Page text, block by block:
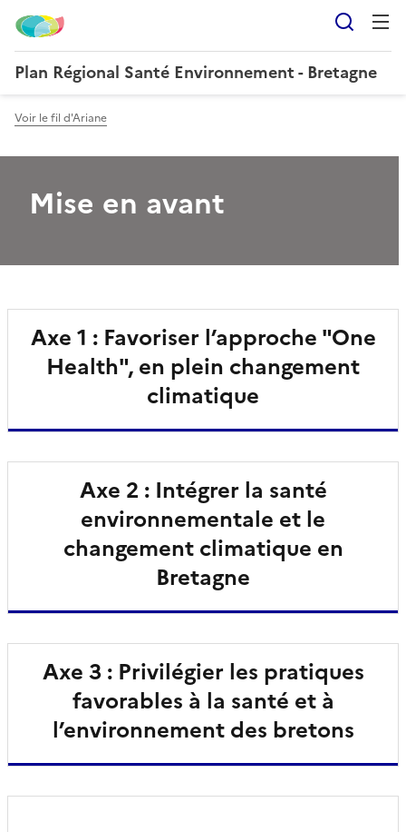
Plan Régional Santé Environnement - Bretagne
Voir le fil d'Ariane
Mise en avant
Axe 1 : Favoriser l’approche "One
Health", en plein changement
climatique
Axe 2 : Intégrer la santé
environnementale et le
changement climatique en
Bretagne
Axe 3 : Privilégier les pratiques
favorables à la santé et à
l’environnement des bretons